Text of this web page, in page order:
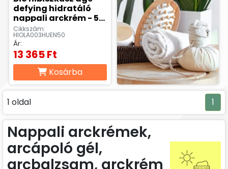
defying hidratáló
nappali arckrém - 50
ml
Cikkszám:
HIOLA003HUEN50
Ár:
13 365 Ft
Kosárba
1 oldal 1
Nappali arckrémek,
arcápoló gél,
arcbalzsam, arckrém